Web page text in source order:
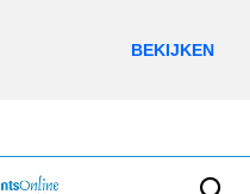
BEKIJKEN